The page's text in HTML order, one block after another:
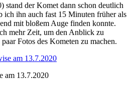
stand der Komet dann schon deutlich
ich ihn auch fast 15 Minuten früher als
mit bloßem Auge finden konnte.
mehr Zeit, um den Anblick zu
Fotos des Kometen zu machen.
am 13.7.2020